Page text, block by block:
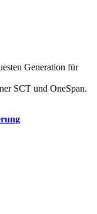
Generation für
SCT und OneSpan.